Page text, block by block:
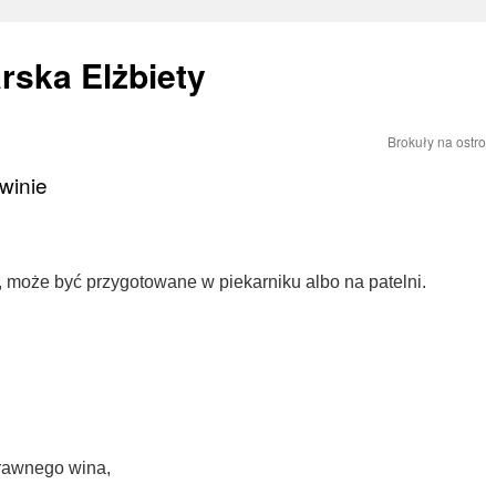
Elżbiety
Brokuły na ostro
może być przygotowane w piekarniku albo na patelni.
wina,